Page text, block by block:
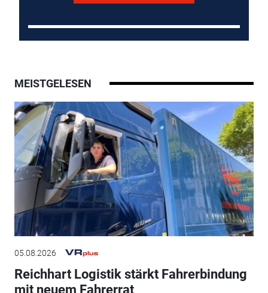
MEISTGELESEN
05.08.2026
Reichhart Logistik stärkt Fahrerbindung
mit neuem Fahrerrat